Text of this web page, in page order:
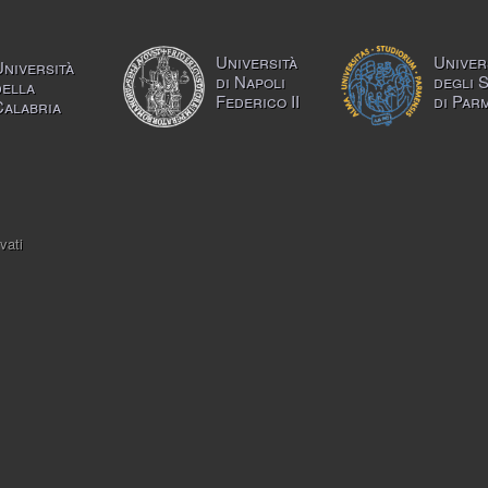
Università
di Napoli
Federico II
degli
di